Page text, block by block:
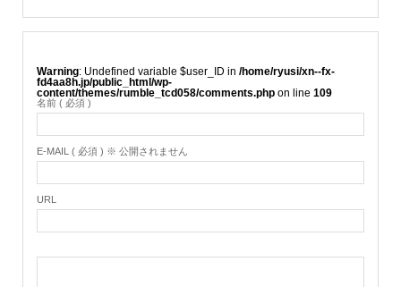
Warning : Undefined variable $user_ID in /home/ryusi/xn--fx-
fd4aa8h.jp/public_html/wp-
content/themes/rumble_tcd058/comments.phpon line 109
名前 ( 必須 )
E-MAIL ( 必須 ) ※ 公開されません
URL